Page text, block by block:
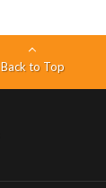
Back to Top